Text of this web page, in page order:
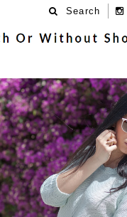
Search